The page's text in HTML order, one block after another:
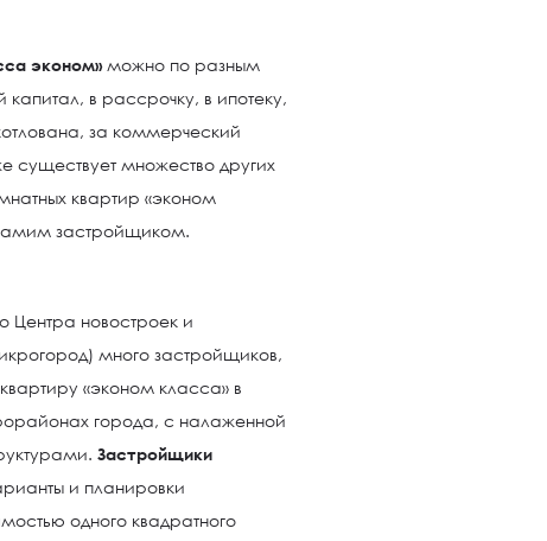
эконом» можно по разным
в рассрочку, в ипотеку,
за коммерческий
существует множество других
квартир «эконом
застройщиком.
Центра новостроек и
много застройщиков,
«эконом класса» в
города, с налаженной
Застройщики
и планировки
одного квадратного